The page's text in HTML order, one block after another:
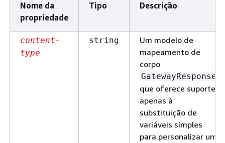
Nome da
propriedade
Tipo Descrição
content-
type
string
Um modelo de
mapeamento de
corpo
GatewayResponse
que oferece suporte
apenas à
substituição de
variáveis simples
para personalizar um